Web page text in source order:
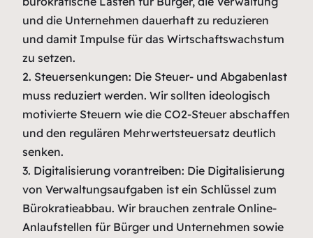
und die Unternehmen dauerhaft zu reduzieren
und damit Impulse für das Wirtschaftswachstum
zu setzen.
2. Steuersenkungen: Die Steuer- und Abgabenlast
muss reduziert werden. Wir sollten ideologisch
motivierte Steuern wie die CO2-Steuer abschaffen
und den regulären Mehrwertsteuersatz deutlich
senken.
3. Digitalisierung vorantreiben: Die Digitalisierung
von Verwaltungsaufgaben ist ein Schlüssel zum
Bürokratieabbau. Wir brauchen zentrale Online-
Anlaufstellen für Bürger und Unternehmen sowie